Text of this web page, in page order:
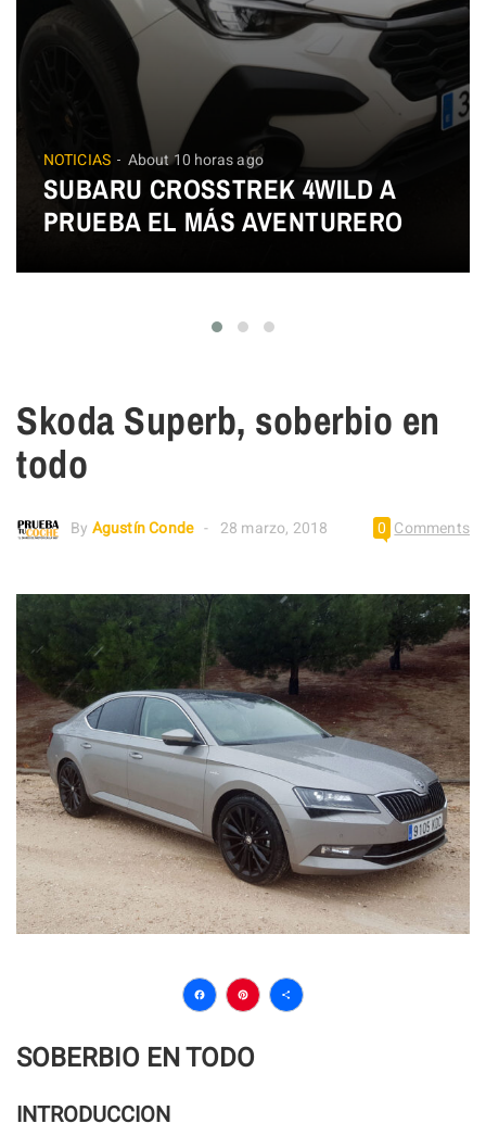
NOTICIAS About 10 horas ago
SUBARU CROSSTREK 4WILD A
PRUEBA EL MÁS AVENTURERO
Skoda Superb, soberbio en
todo
By Agustín Conde 28 marzo, 2018 0 Comments
Facebook
Pinterest
Compartir
SOBERBIO EN TODO
INTRODUCCION